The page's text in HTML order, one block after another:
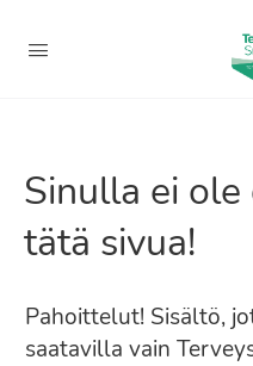
Sinulla ei
tätä sivua!
Pahoittelut! Sisältö,
saatavilla vain